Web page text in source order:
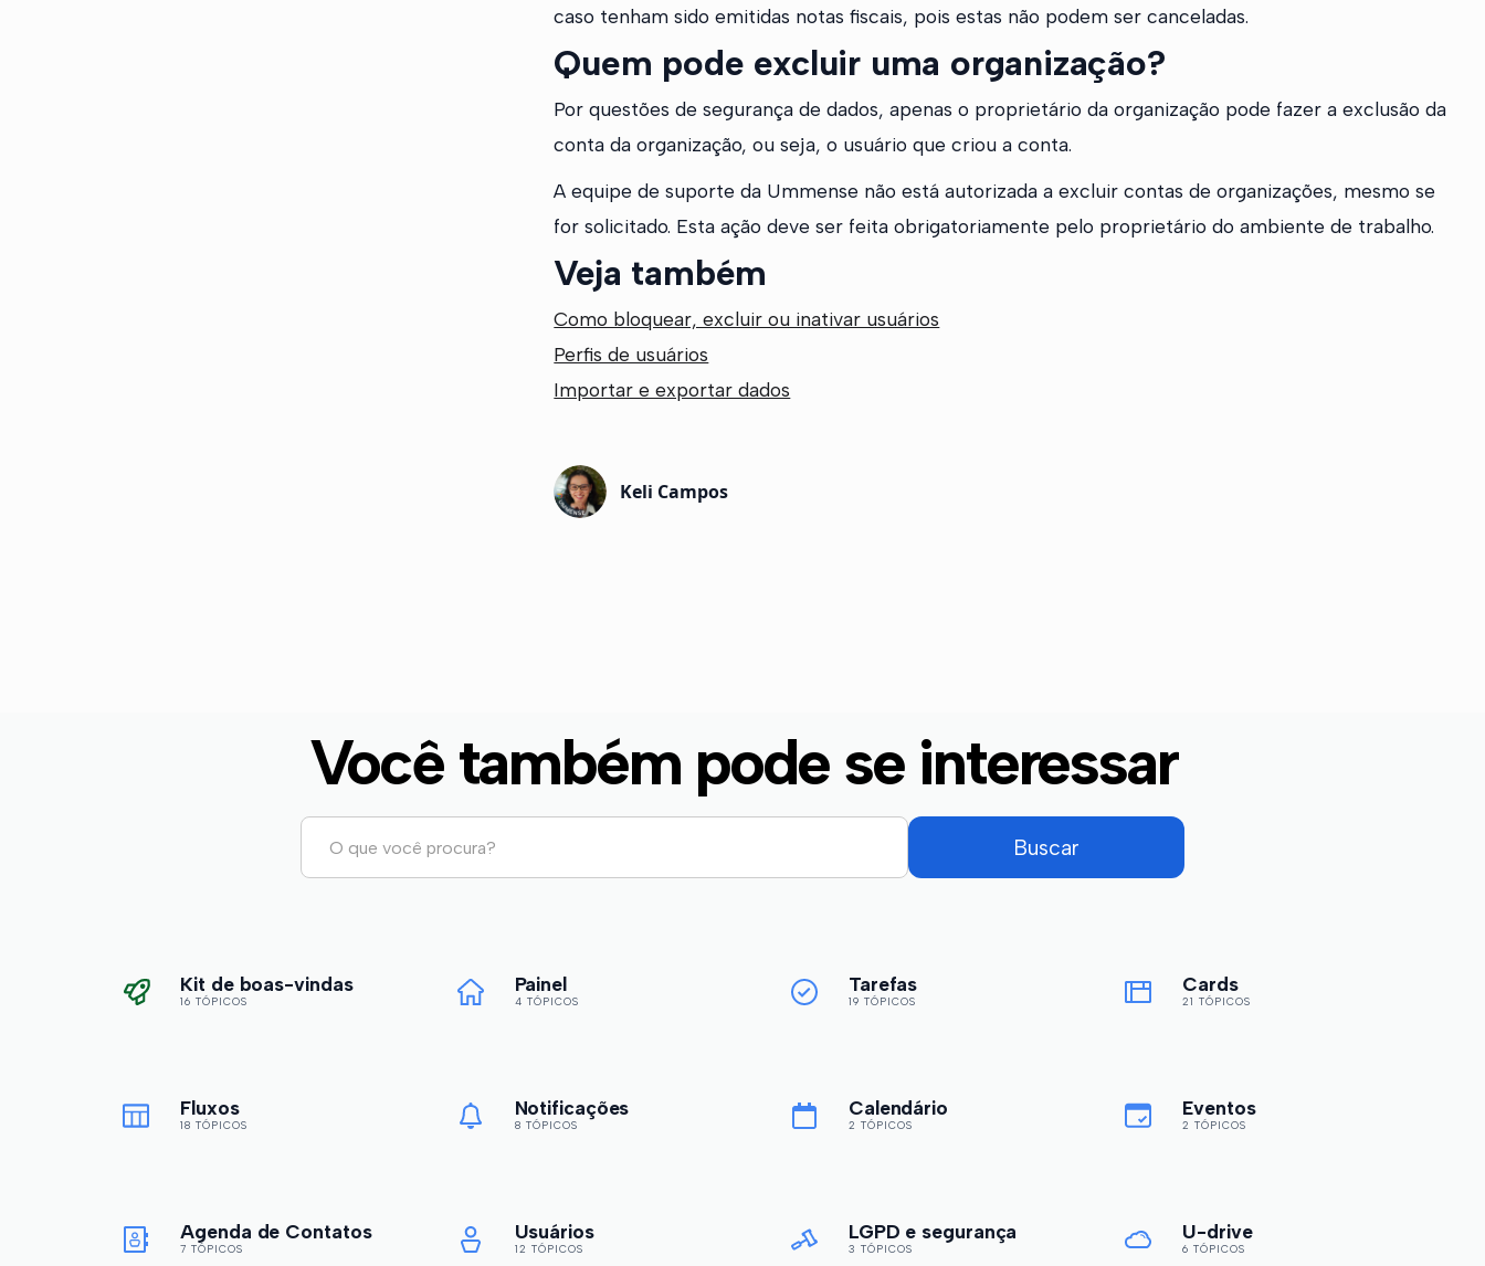
caso tenham sido emitidas notas fiscais, pois estas não podem ser canceladas.
Quem pode excluir uma organização?
Por questões de segurança de dados, apenas o proprietário da organização pode fazer a exclusão da
conta da organização, ou seja, o usuário que criou a conta.
A equipe de suporte da Ummense não está autorizada a excluir contas de organizações, mesmo se
for solicitado. Esta ação deve ser feita obrigatoriamente pelo proprietário do ambiente de trabalho.
Veja também
Como bloquear, excluir ou inativar usuários
Perfis de usuários
Importar e exportar dados
Keli Campos
Você também pode se interessar
Kit de boas-vindas
16 TÓPICOS
Painel
4 TÓPICOS
Tarefas
19 TÓPICOS
Cards
21 TÓPICOS
Fluxos
18 TÓPICOS
Notificações
8 TÓPICOS
Calendário
2 TÓPICOS
Eventos
2 TÓPICOS
Agenda de Contatos
7 TÓPICOS
Usuários
12 TÓPICOS
LGPD e segurança
3 TÓPICOS
U-drive
6 TÓPICOS